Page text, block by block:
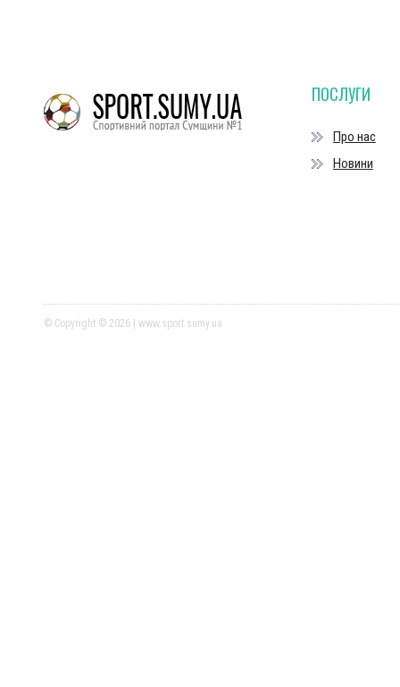
ПОСЛУГИ
Про нас
Новини
© Copyright © 2026 | www.sport.sumy.ua